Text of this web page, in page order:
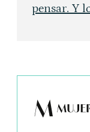
pensar. Y